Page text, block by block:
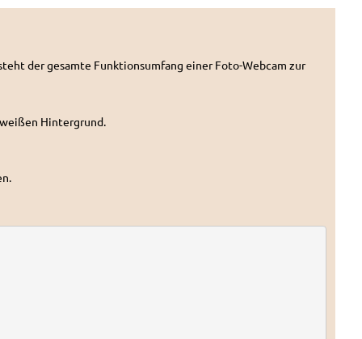
der gesamte Funktionsumfang einer Foto-Webcam zur
Hintergrund.